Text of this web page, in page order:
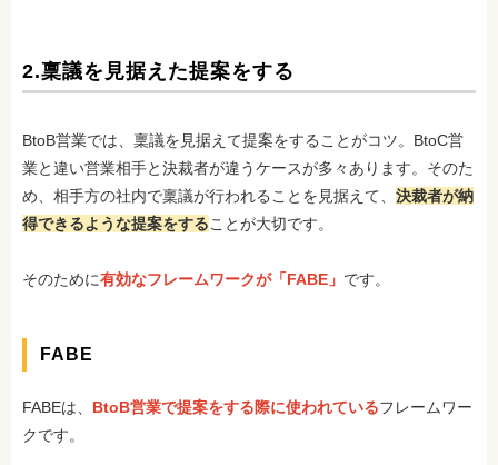
2.稟議を見据えた提案をする
BtoB営業では、稟議を見据えて提案をすることがコツ。BtoC営
業と違い営業相手と決裁者が違うケースが多々あります。そのた
め、相手方の社内で稟議が行われることを見据えて、 決裁者が納
得できるような提案をすることが大切です。
そのために有効なフレームワークが「FABE」 です。
FABE
FABEは、 BtoB営業で提案をする際に使われているフレームワー
クです。